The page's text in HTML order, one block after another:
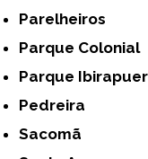
Parelheiros
Parque Colonial
Parque
Pedreira
Sacomã